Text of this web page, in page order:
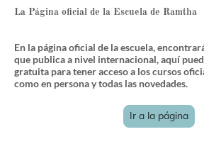
La Página oficial de la Escuela de Ramtha
En la página oficial de la escuela,
que publica a nivel internacional, aquí
gratuita para tener acceso a los cursos
como en persona y todas las novedades.
Ir a la página